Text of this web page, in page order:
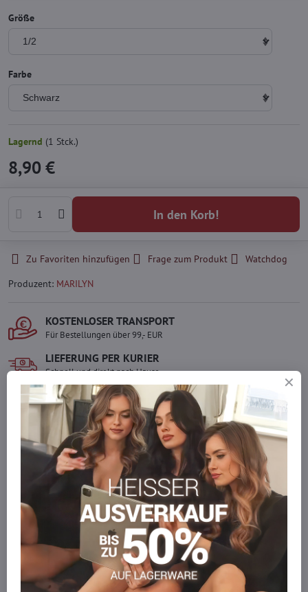
Größe
Farbe
Lagernd (1 Stck.)
8,90 €
In den Korb!
Zu Favoriten hinzufügen Frage zum Produkt
Watchdog
Produzent: MARILYN
KOSTENLOSER TRANSPORT
Für Bestellungen über 99,- EUR
LIEFERUNG PER KURIER
Schnell und direkt nach Hause.
SICHERE ZAHLUNGEN
Gesicherte Online-Zahlungen
Ware auf Lager
Wir versenden sofort
Werden Sie Teil von everlady
Werden Sie Teil von everlady und genießen Sie einen 5 %
Mitgliedervorteilbei jedem Einkauf.
Der Vorteil wird automatisch im Warenkorb angewendet.
Möchten Sie mehr bestellen, als wir
auf Lager haben?
Zögern Sie nicht, uns zu kontaktieren, wir füllen die Ware für Sie